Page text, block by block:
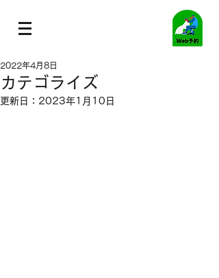
カテゴライズ
2022年4月8日
更新日： 2023年1月10日